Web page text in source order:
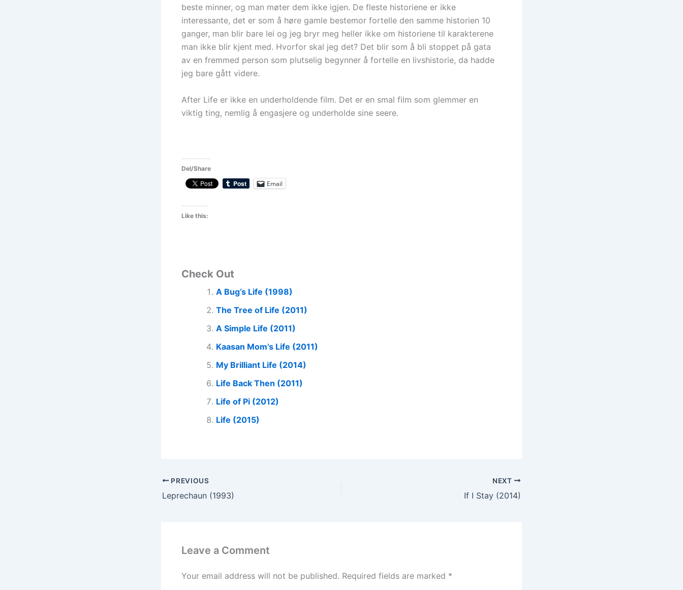
beste minner, og man møter dem ikke igjen. De fleste historiene er ikke
interessante, det er som å høre gamle bestemor fortelle den samme historien 10
ganger, man blir bare lei og jeg bryr meg heller ikke om historiene til karakterene
man ikke blir kjent med. Hvorfor skal jeg det? Det blir som å bli stoppet på gata
av en fremmed person som plutselig begynner å fortelle en livshistorie, da hadde
jeg bare gått videre.
After Life er ikke en underholdende film. Det er en smal film som glemmer en
viktig ting, nemlig å engasjere og underholde sine seere.
Del/Share
Email
Like this:
Check Out
A Bug’s Life (1998)
The Tree of Life (2011)
A Simple Life (2011)
Kaasan Mom’s Life (2011)
My Brilliant Life (2014)
Life Back Then (2011)
Life of Pi (2012)
Life (2015)
PREVIOUS
Leprechaun (1993)
NEXT
If I Stay (2014)
Leave a Comment
Your email address will not be published. Required fields are marked *